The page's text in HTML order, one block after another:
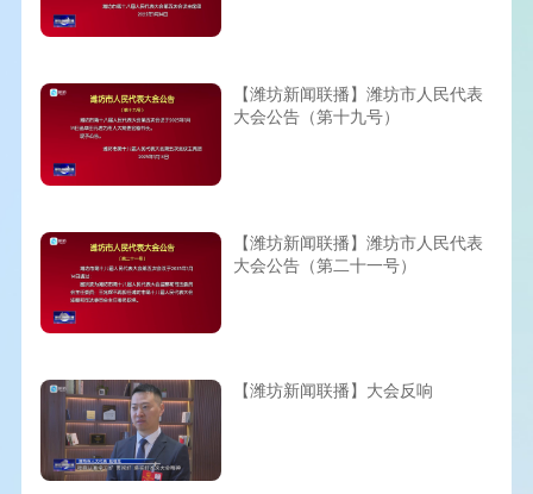
【潍坊新闻联播】潍坊市人民代表
大会公告（第十九号）
【潍坊新闻联播】潍坊市人民代表
大会公告（第二十一号）
【潍坊新闻联播】大会反响